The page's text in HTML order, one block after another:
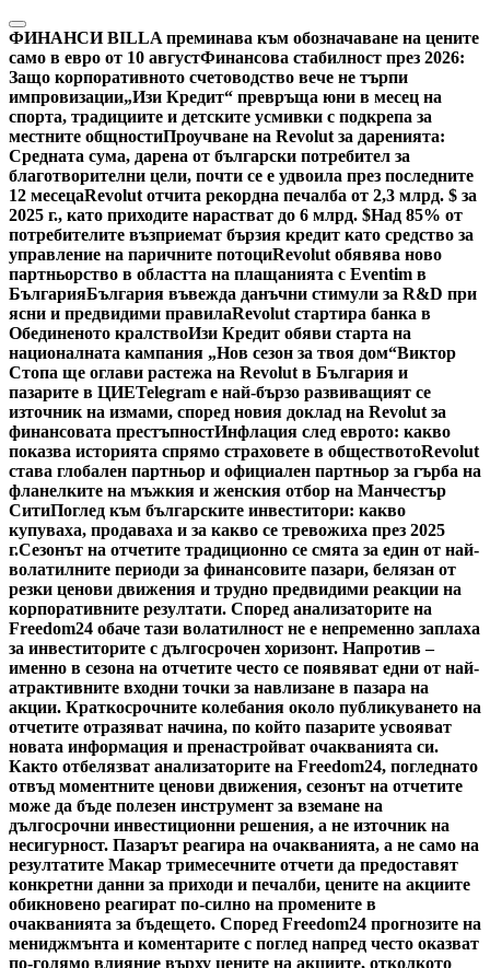
Skip
to
content
ФИНАНСИ BILLA преминава към обозначаване на цените
само в евро от 10 августФинансова стабилност през 2026:
Защо корпоративното счетоводство вече не търпи
импровизации„Изи Кредит“ превръща юни в месец на
спорта, традициите и детските усмивки с подкрепа за
местните общностиПроучване на Revolut за даренията:
Средната сума, дарена от български потребител за
благотворителни цели, почти се е удвоила през последните
12 месецаRevolut отчита рекордна печалба от 2,3 млрд. $ за
2025 г., като приходите нарастват до 6 млрд. $Над 85% от
потребителите възприемат бързия кредит като средство за
управление на паричните потоциRevolut обявява ново
партньорство в областта на плащанията с Eventim в
БългарияБългария въвежда данъчни стимули за R&D при
ясни и предвидими правилаRevolut стартира банка в
Обединеното кралствоИзи Кредит обяви старта на
националната кампания „Нов сезон за твоя дом“Виктор
Стопа ще оглави растежа на Revolut в България и
пазарите в ЦИЕTelegram е най-бързо развиващият се
източник на измами, според новия доклад на Revolut за
финансовата престъпностИнфлация след еврото: какво
показва историята спрямо страховете в обществотоRevolut
става глобален партньор и официален партньор за гърба на
фланелките на мъжкия и женския отбор на Манчестър
СитиПоглед към българските инвеститори: какво
купуваха, продаваха и за какво се тревожиха през 2025
г.Сезонът на отчетите традиционно се смята за един от най-
волатилните периоди за финансовите пазари, белязан от
резки ценови движения и трудно предвидими реакции на
корпоративните резултати. Според анализаторите на
Freedom24 обаче тази волатилност не е непременно заплаха
за инвеститорите с дългосрочен хоризонт. Напротив –
именно в сезона на отчетите често се появяват едни от най-
атрактивните входни точки за навлизане в пазара на
акции. Краткосрочните колебания около публикуването на
отчетите отразяват начина, по който пазарите усвояват
новата информация и пренастройват очакванията си.
Както отбелязват анализаторите на Freedom24, погледнато
отвъд моментните ценови движения, сезонът на отчетите
може да бъде полезен инструмент за вземане на
дългосрочни инвестиционни решения, а не източник на
несигурност. Пазарът реагира на очакванията, а не само на
резултатите Макар тримесечните отчети да предоставят
конкретни данни за приходи и печалби, цените на акциите
обикновено реагират по-силно на промените в
очакванията за бъдещето. Според Freedom24 прогнозите на
мениджмънта и коментарите с поглед напред често оказват
по-голямо влияние върху цените на акциите, отколкото